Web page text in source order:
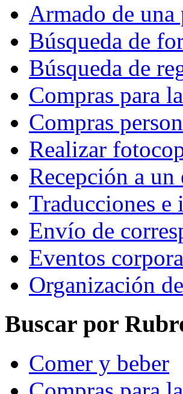
Armado de una
Búsqueda de
Búsqueda de
Compras para
Compras
Realizar
Recepción a
Traducciones e
Envío de
Eventos
Organización
Buscar por
Comer y beber